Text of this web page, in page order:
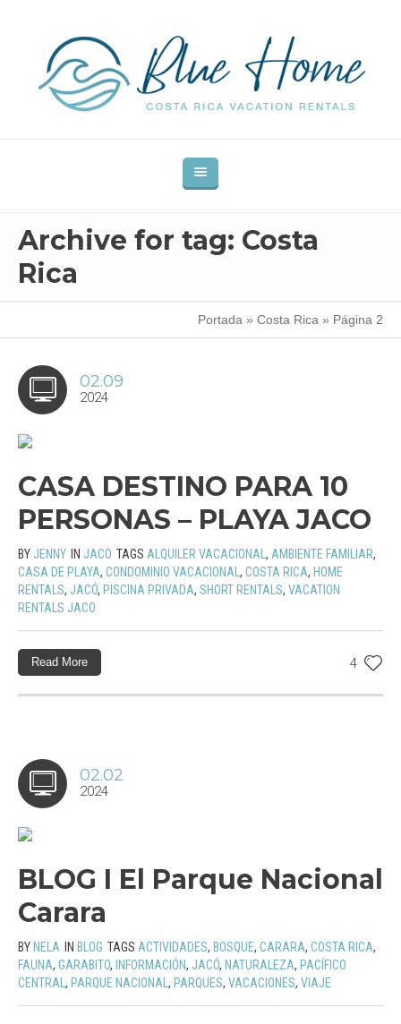
Archive for tag: Costa
Rica
Portada » Costa Rica » Página 2
02.09
2024
CASA DESTINO PARA 10
PERSONAS – PLAYA JACO
BY JENNY IN JACO TAGS ALQUILER VACACIONAL , AMBIENTE FAMILIAR,
CASA DE PLAYA, CONDOMINIO VACACIONAL , COSTA RICA, HOME
RENTALS, JACÓ, PISCINA PRIVADA, SHORT RENTALS, VACATION
RENTALS JACO
4
Read More
02.02
2024
BLOG I El Parque Nacional
Carara
BY NELA IN BLOG TAGS ACTIVIDADES, BOSQUE, CARARA, COSTA RICA,
FAUNA, GARABITO, INFORMACIÓN, JACÓ, NATURALEZA, PACÍFICO
CENTRAL , PARQUE NACIONAL , PARQUES, VACACIONES, VIAJE